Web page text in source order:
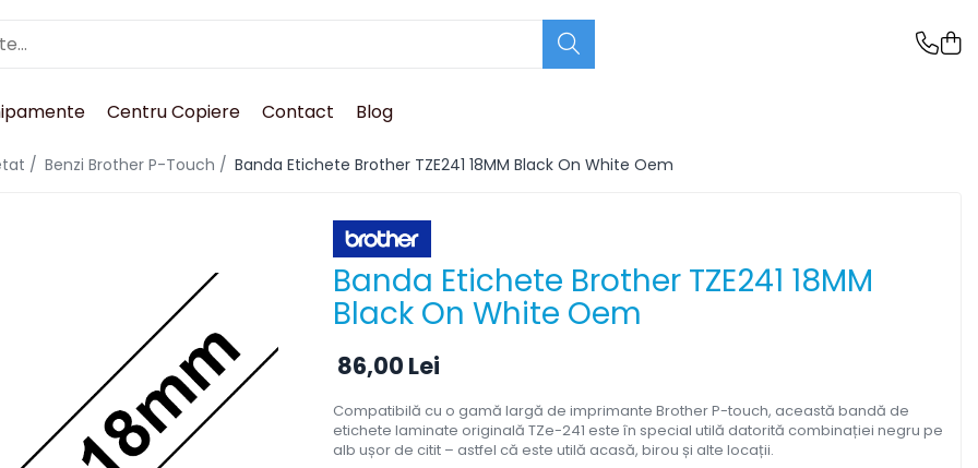
Centru Copiere Contact Blog
/ Benzi Brother P-Touch / Banda Etichete Brother TZE241 18MM Black On White Oem
Banda Etichete Brother TZE241 18MM
Black On White Oem
86,00 Lei
Compatibilă cu o gamă largă de imprimante Brother P-touch, această bandă de
etichete laminate originală TZe-241 este în special utilă datorită combinației negru pe
alb ușor de citit – astfel că este utilă acasă, birou și alte locații.